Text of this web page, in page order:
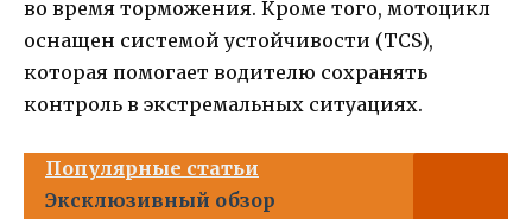
во время торможения. Кроме того, мотоцикл
оснащен системой устойчивости (TCS),
которая помогает водителю сохранять
контроль в экстремальных ситуациях.
Популярные статьи
Эксклюзивный обзор